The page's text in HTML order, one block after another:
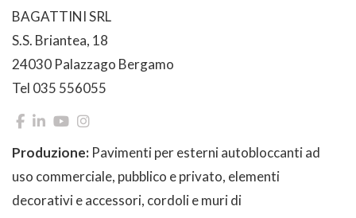
BAGATTINI SRL
S.S. Briantea, 18
24030 Palazzago Bergamo
Tel 035 556055
Produzione: Pavimenti per esterni autobloccanti ad
uso commerciale, pubblico e privato, elementi
decorativi e accessori, cordoli e muri di